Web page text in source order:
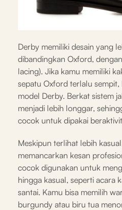
Derby memiliki desain yang
dibandingkan Oxford,
lacing). Jika kamu memiliki
sepatu Oxford terlalu
model Derby. Berkat sistem
menjadi lebih longgar,
cocok untuk dipakai
Meskipun terlihat lebih
memancarkan kesan
cocok digunakan untuk
hingga kasual, seperti acara
santai. Kamu bisa memilih
burgundy atau biru tua